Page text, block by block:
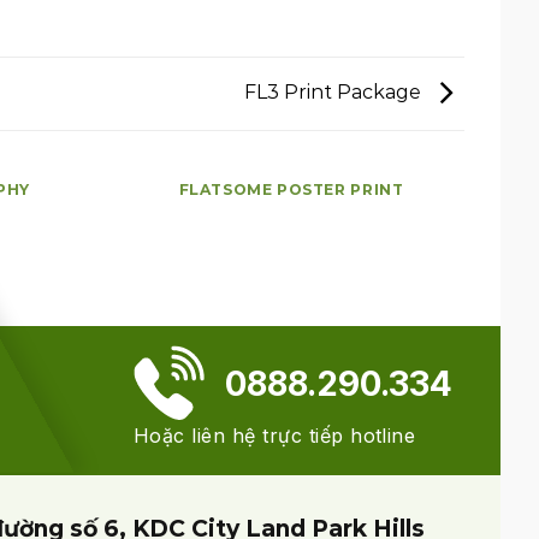
FL3 Print Package
FLATSOME POSTER PRINT
0888.290.334
Hoặc liên hệ trực tiếp hotline
số 6, KDC City Land Park Hills